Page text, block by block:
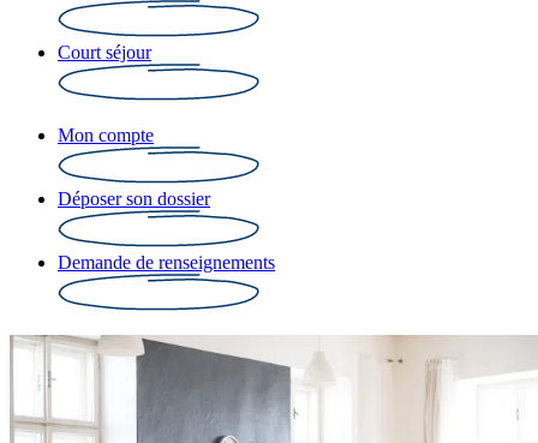
Court séjour
Mon compte
Déposer son dossier
Demande de renseignements